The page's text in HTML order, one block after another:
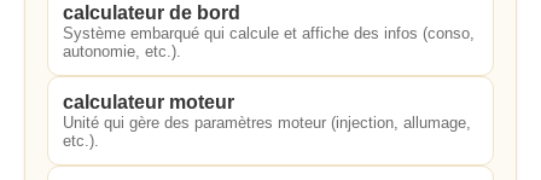
calculateur de bord
Système embarqué qui calcule et affiche des infos (conso,
autonomie, etc.).
calculateur moteur
Unité qui gère des paramètres moteur (injection, allumage,
etc.).